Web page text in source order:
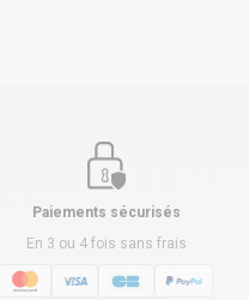
Paiements sécurisés
En 3 ou 4 fois sans frais